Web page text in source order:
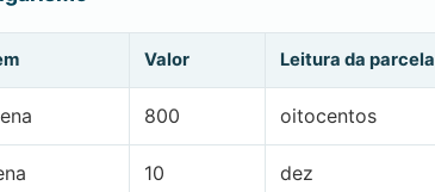
Valor Leitura da parcela
800 oitocentos
10 dez